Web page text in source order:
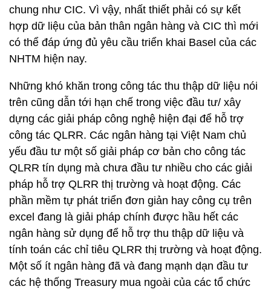
chung như CIC. Vì vậy, nhất thiết phải có sự kết
hợp dữ liệu của bản thân ngân hàng và CIC thì mới
có thể đáp ứng đủ yêu cầu triển khai Basel của các
NHTM hiện nay.
Những khó khăn trong công tác thu thập dữ liệu nói
trên cũng dẫn tới hạn chế trong việc đầu tư/ xây
dựng các giải pháp công nghệ hiện đại để hỗ trợ
công tác QLRR. Các ngân hàng tại Việt Nam chủ
yếu đầu tư một số giải pháp cơ bản cho công tác
QLRR tín dụng mà chưa đầu tư nhiều cho các giải
pháp hỗ trợ QLRR thị trường và hoạt động. Các
phần mềm tự phát triển đơn giản hay công cụ trên
excel đang là giải pháp chính được hầu hết các
ngân hàng sử dụng để hỗ trợ thu thập dữ liệu và
tính toán các chỉ tiêu QLRR thị trường và hoạt động.
Một số ít ngân hàng đã và đang mạnh dạn đầu tư
các hệ thống Treasury mua ngoài của các tổ chức